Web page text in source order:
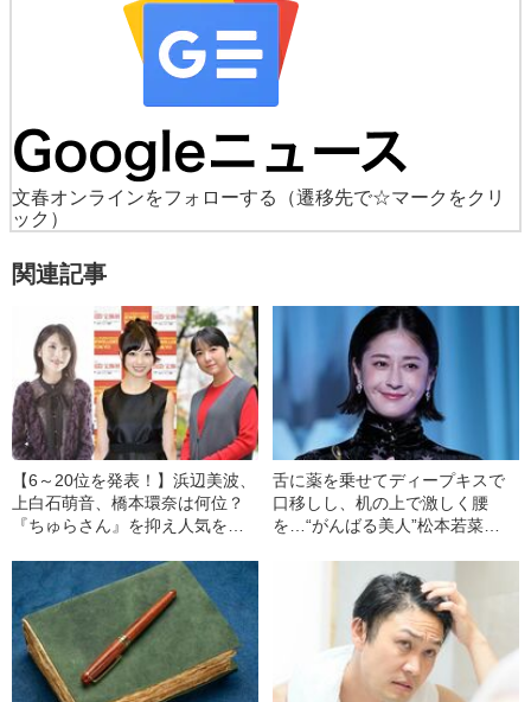
文春オンラインをフォローする
（遷移先で☆マークをクリ
ック）
関連記事
【6～20位を発表！】浜辺美波、
上白石萌音、橋本環奈は何位？
『ちゅらさん』を抑え人気を集
ぶ朝ドラヒロイン〉
舌に薬を乗せてディープキスで
口移しし、机の上で激しく腰
を…“がんばる美人”松本若菜